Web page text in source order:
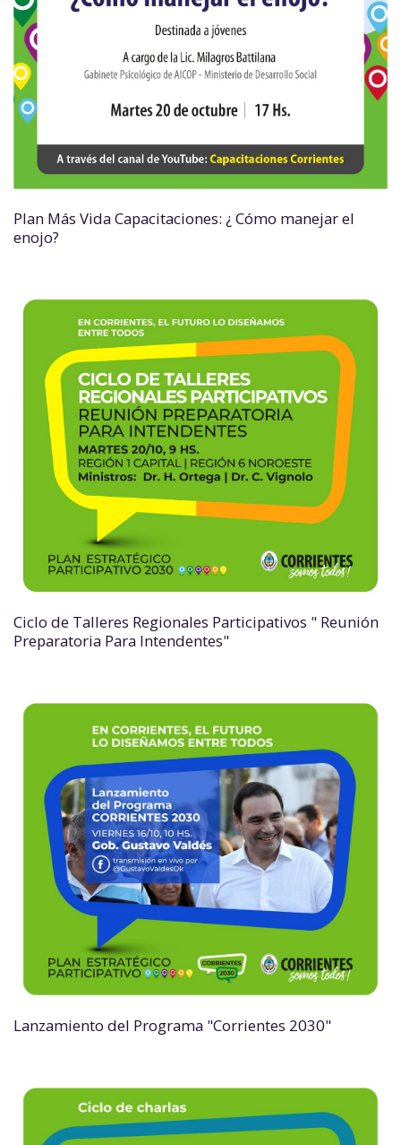
Plan Más Vida Capacitaciones: ¿ Cómo manejar el
enojo?
Ciclo de Talleres Regionales Participativos " Reunión
Preparatoria Para Intendentes"
Lanzamiento del Programa "Corrientes 2030"